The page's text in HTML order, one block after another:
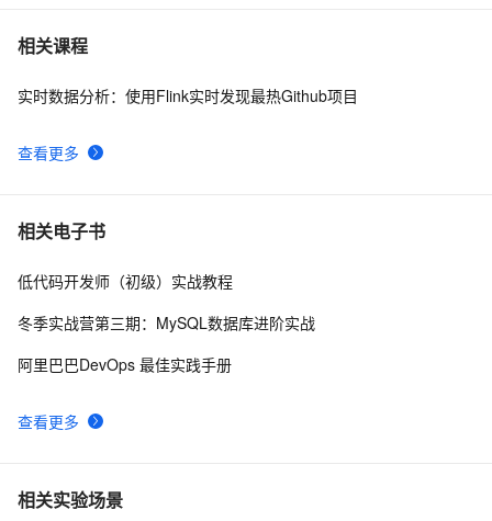
7 重磅推荐，Github上一批优秀的「低代码」项目 ，点赞
8 MaskGCT：登上GitHub趋势榜榜首的TTS开源大模型
9 🔥基于GitHub的Electron自动发布与更新🔥
10
相关课程
查看更多
实时数据分析：使用Flink实时发现最热Github项目
相关电子书
查看更多
低代码开发师（初级）实战教程
冬季实战营第三期：MySQL数据库进阶实战
阿里巴巴DevOps 最佳实践手册
相关实验场景